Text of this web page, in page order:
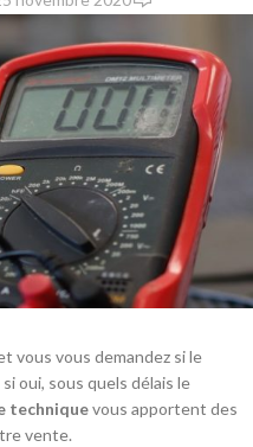
vous vous demandez si le
oui, sous quels délais le
techniquevous apportent des
vente.